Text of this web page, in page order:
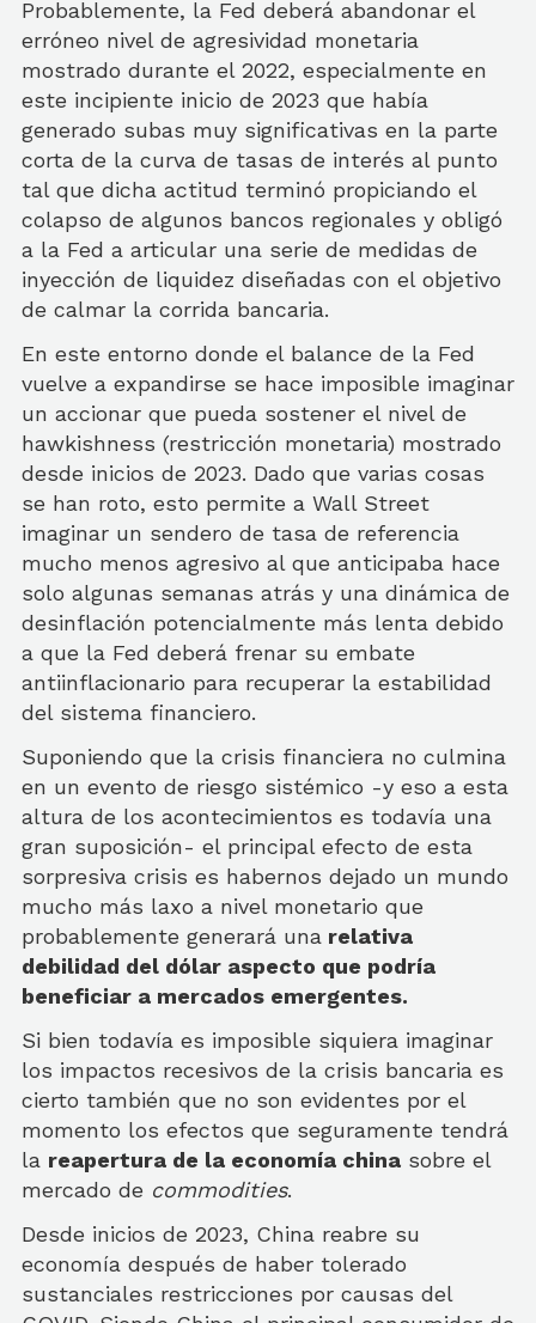
Probablemente, la Fed deberá abandonar el
erróneo nivel de agresividad monetaria
mostrado durante el 2022, especialmente en
este incipiente inicio de 2023 que había
generado subas muy significativas en la parte
corta de la curva de tasas de interés al punto
tal que dicha actitud terminó propiciando el
colapso de algunos bancos regionales y obligó
a la Fed a articular una serie de medidas de
inyección de liquidez diseñadas con el objetivo
de calmar la corrida bancaria.
En este entorno donde el balance de la Fed
vuelve a expandirse se hace imposible imaginar
un accionar que pueda sostener el nivel de
hawkishness (restricción monetaria) mostrado
desde inicios de 2023. Dado que varias cosas
se han roto, esto permite a Wall Street
imaginar un sendero de tasa de referencia
mucho menos agresivo al que anticipaba hace
solo algunas semanas atrás y una dinámica de
desinflación potencialmente más lenta debido
a que la Fed deberá frenar su embate
antiinflacionario para recuperar la estabilidad
del sistema financiero.
Suponiendo que la crisis financiera no culmina
en un evento de riesgo sistémico -y eso a esta
altura de los acontecimientos es todavía una
gran suposición- el principal efecto de esta
sorpresiva crisis es habernos dejado un mundo
mucho más laxo a nivel monetario que
probablemente generará una relativa
debilidad del dólar aspecto que podría
beneficiar a mercados emergentes.
Si bien todavía es imposible siquiera imaginar
los impactos recesivos de la crisis bancaria es
cierto también que no son evidentes por el
momento los efectos que seguramente tendrá
la reapertura de la economía china sobre el
mercado de commodities.
Desde inicios de 2023, China reabre su
economía después de haber tolerado
sustanciales restricciones por causas del